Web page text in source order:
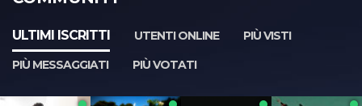
ULTIMI ISCRITTI UTENTI ONLINE
PIÙ VISTI
PIÙ MESSAGGIATI
PIÙ VOTATI